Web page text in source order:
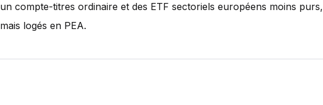
un compte-titres ordinaire et des ETF sectoriels européens moins purs,
mais logés en PEA.